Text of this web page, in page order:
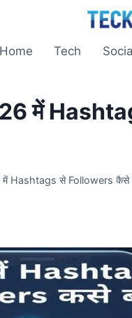
Home Tech
में
Hashtags से Followers कैसे